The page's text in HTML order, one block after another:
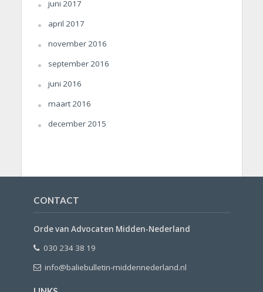
juni 2017
april 2017
november 2016
september 2016
juni 2016
maart 2016
december 2015
CONTACT
Orde van Advocaten Midden-Nederland
030 234 38 19
info@baliebulletin-middennederland.nl